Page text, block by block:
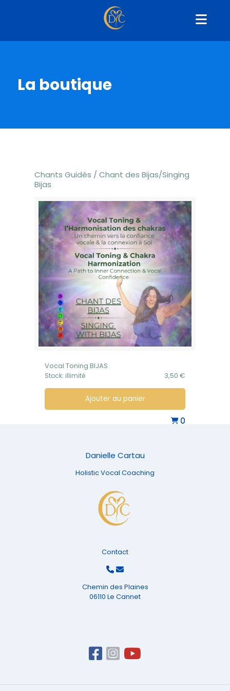
La boutique
Chants Guidés / Chant des Bijas/Singing
Bijas
Vocal Toning BIJAS
Stock: illimité 3,50 €
Ajouter au panier
0
Danielle Cartau
Holistic Vocal Coaching
Contact
Chemin des Plaines
06110 Le Cannet